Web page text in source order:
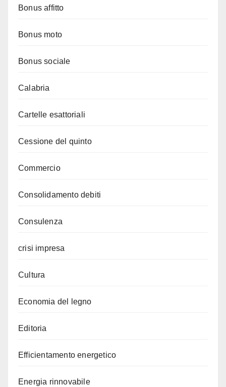
Bonus affitto
Bonus moto
Bonus sociale
Calabria
Cartelle esattoriali
Cessione del quinto
Commercio
Consolidamento debiti
Consulenza
crisi impresa
Cultura
Economia del legno
Editoria
Efficientamento energetico
Energia rinnovabile